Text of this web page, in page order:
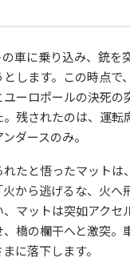
車に乗り込み、銃を
します。この時点で
ーロポールの決死の
残されたのは、運転
ダースのみ。
たと悟ったマットは
から逃げるな、火へ
マットは突如アクセ
橋の欄干へと激突。
に落下します。